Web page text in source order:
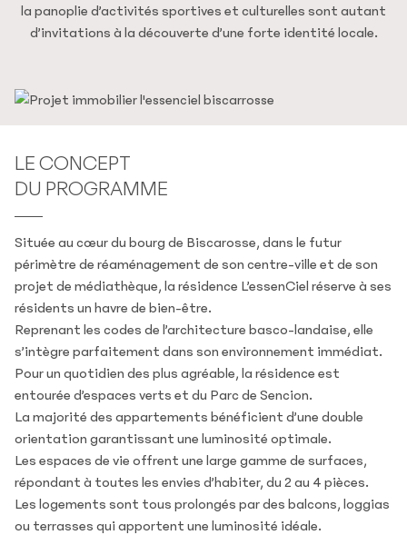
la panoplie d’activités sportives et culturelles sont autant
d’invitations à la découverte d’une forte identité locale.
LE CONCEPT
DU PROGRAMME
Située au cœur du bourg de Biscarosse, dans le futur
périmètre de réaménagement de son centre-ville et de son
projet de médiathèque, la résidence L’essenCiel réserve à ses
résidents un havre de bien-être.
Reprenant les codes de l’architecture basco-landaise, elle
s’intègre parfaitement dans son environnement immédiat.
Pour un quotidien des plus agréable, la résidence est
entourée d’espaces verts et du Parc de Sencion.
La majorité des appartements bénéficient d’une double
orientation garantissant une luminosité optimale.
Les espaces de vie offrent une large gamme de surfaces,
répondant à toutes les envies d’habiter, du 2 au 4 pièces.
Les logements sont tous prolongés par des balcons, loggias
ou terrasses qui apportent une luminosité idéale.